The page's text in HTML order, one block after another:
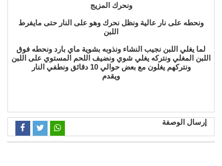
ونحرك المزيج
ونحطه على نار عالية ونظل نحرك وهو على النار حتى مايفرط
اللبن
لما يغلي اللبن نجيب النشاء ونذوبه بشوية ماي بارد ونحطه فوق
اللبن المغلي ونتركه يغلي شوي ونضيف اللحم المستوي على اللبن
ونتركهم يغلون مع بعض حوالي 10 دقائق ونطفي النار
ويقدم
إرسال الوصفة